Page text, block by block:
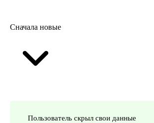
Сначала новые
Пользователь скрыл свои данные